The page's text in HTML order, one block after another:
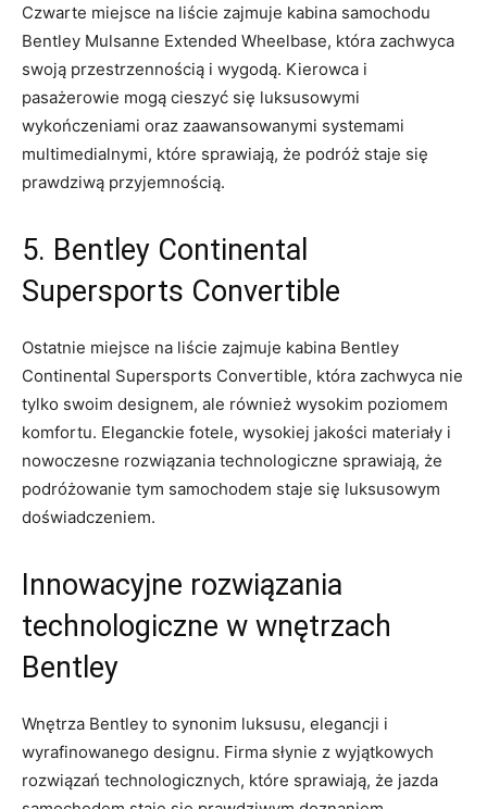
Czwarte ​miejsce na ⁤liście zajmuje‍ kabina​ samochodu‍
Bentley Mulsanne Extended Wheelbase, która zachwyca
swoją przestrzennością i wygodą. ‍Kierowca i
‍pasażerowie⁢ mogą cieszyć się luksusowymi
wykończeniami oraz zaawansowanymi systemami⁤
multimedialnymi, które ‍sprawiają, że podróż staje się
prawdziwą przyjemnością.
5. Bentley Continental ​
Supersports Convertible
Ostatnie miejsce​ na‌ liście zajmuje kabina Bentley
Continental Supersports Convertible,⁤ która zachwyca ‌nie
tylko swoim designem, ale również wysokim poziomem
komfortu. Eleganckie‌ fotele, wysokiej ​jakości materiały i
nowoczesne⁢ rozwiązania technologiczne ‍sprawiają, że‌
podróżowanie tym samochodem staje się ‌luksusowym
doświadczeniem.
Innowacyjne rozwiązania
technologiczne w wnętrzach
Bentley
Wnętrza Bentley to synonim luksusu, elegancji i
⁢wyrafinowanego designu. Firma słynie z wyjątkowych
rozwiązań technologicznych, które sprawiają, ⁢że jazda